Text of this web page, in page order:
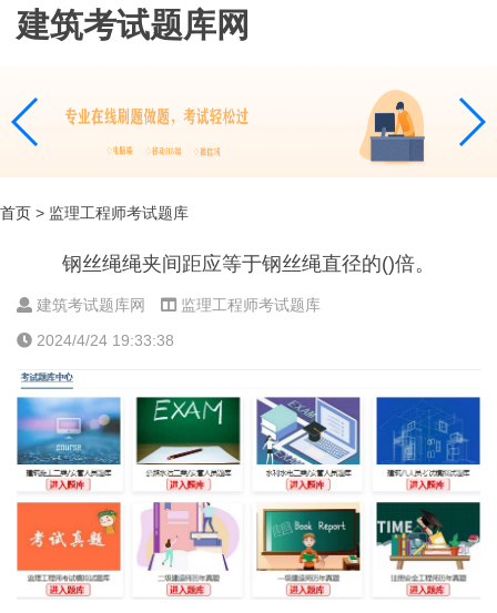
建筑考试题库网
首页 > 监理工程师考试题库
钢丝绳绳夹间距应等于钢丝绳直径的()倍。
建筑考试题库网
监理工程师考试题库
2024/4/24 19:33:38